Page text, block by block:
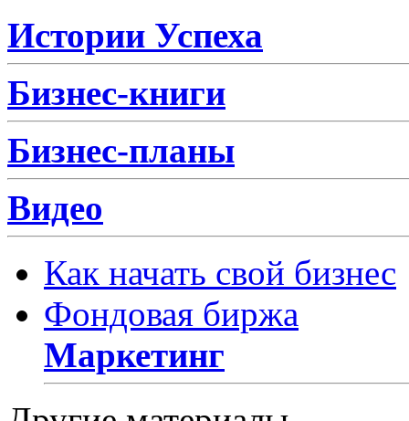
Истории Успеха
Бизнес-книги
Бизнес-планы
Видео
Как начать свой бизнес
Фондовая биржа
Маркетинг